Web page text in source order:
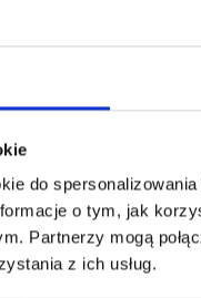
do
o tym, jak
Partnerzy mogą
z ich usług.
i
renowacje
z cegły, która z biegiem